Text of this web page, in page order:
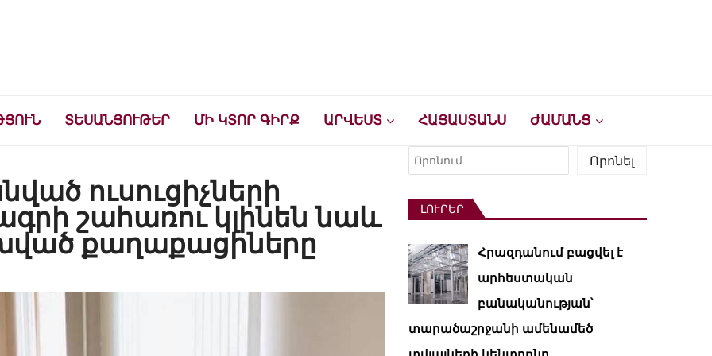
ՏԵՍԱՆՅՈՒԹԵՐ ՄԻ ԿՏՈՐ ԳԻՐՔ ԱՐՎԵՍՏ ՀԱՅԱՍՏԱՆՍ ԺԱՄԱՆՑ
ուսուցիչների
շահառու կլինեն նաև
քաղաքացիները
Որոնել
Որոնել
ԼՈՒՐԵՐ
Հրազդանում բացվել է
արհեստական ​​
բանականության՝
տարածաշրջանի ամենամեծ